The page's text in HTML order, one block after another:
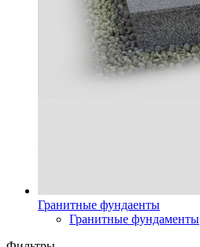
Гранитные фундаенты
Гранитные фундаменты